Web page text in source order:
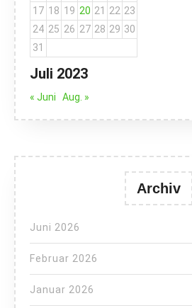
Juli 2023
17 18 19 20 21 22 23
24 25 26 27 28 29 30
31
« Juni Aug. »
Archiv
Juni 2026
Februar 2026
Januar 2026